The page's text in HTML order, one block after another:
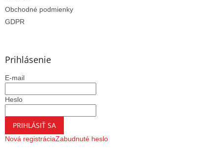
Obchodné podmienky
GDPR
Prihlásenie
E-mail
Heslo
PRIHLÁSIŤ SA
Nová registráciaZabudnuté heslo